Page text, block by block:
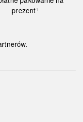
prezent¹